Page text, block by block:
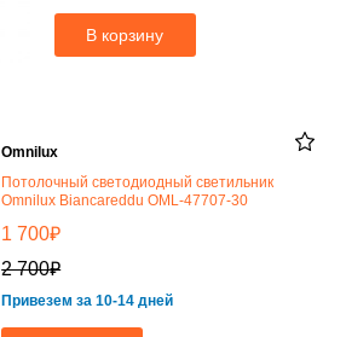
В корзину
Omnilux
Потолочный светодиодный светильник
Omnilux Biancareddu OML-47707-30
1 700₽
2 700₽
Привезем за 10-14 дней